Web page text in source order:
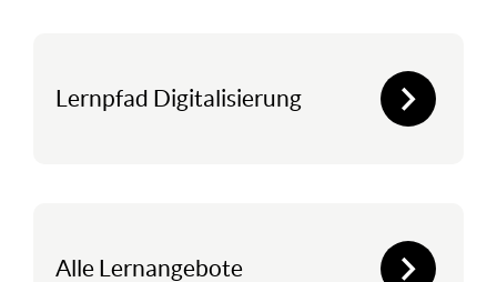
Lernpfad Digitalisierung
Alle Lernangebote